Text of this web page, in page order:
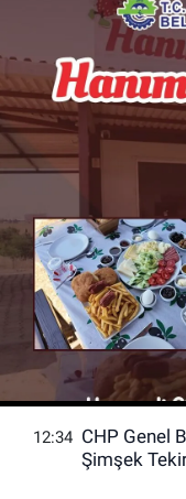
12:34 CHP Genel
Şimşek